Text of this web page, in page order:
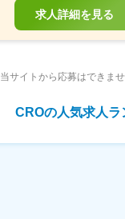
求人詳細を見る
サイトから応募はできま
CROの人気求人ラ